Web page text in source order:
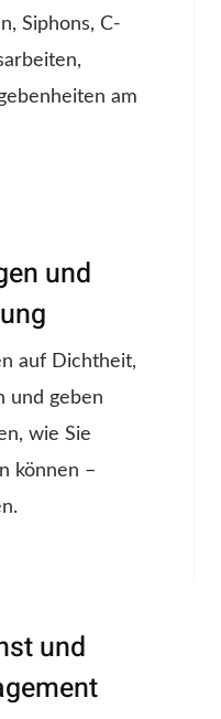
Siphons, C-
am
und
auf Dichtheit,
und geben
wie Sie
können –
und